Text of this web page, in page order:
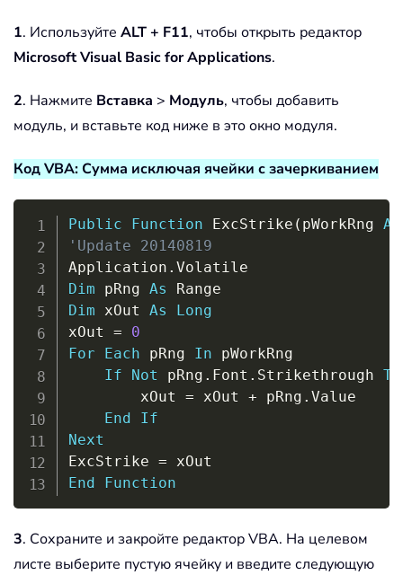
1. Используйте ALT + F11, чтобы открыть редактор
Microsoft Visual Basic for Applications.
2. Нажмите Вставка > Модуль, чтобы добавить
модуль, и вставьте код ниже в это окно модуля.
Код VBA: Сумма исключая ячейки с зачеркиванием
Public Function ExcStrike ( pWorkRng As
'Update 20140819
Application .
Dim pRng As
Dim xOut As
Long
xOut =
0
For
Each pRng In pWorkRng
If
Not pRng . Font . Strikethrough
        xOut
= xOut + pRng . Value
End
If
Next
ExcStrike =
End
Function
Copy
3. Сохраните и закройте редактор VBA. На целевом
листе выберите пустую ячейку и введите следующую